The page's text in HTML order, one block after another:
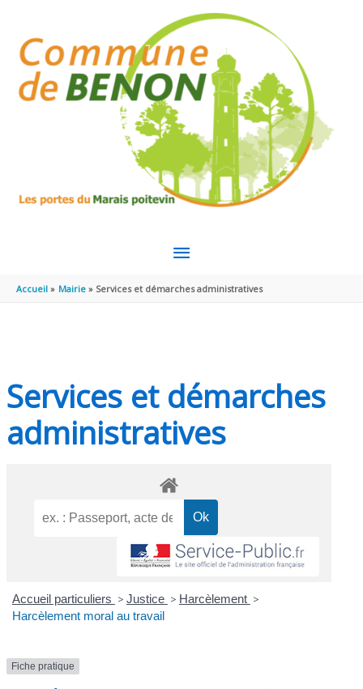
MENU
PRINCIPAL
Accueil Mairie Services et démarches administratives
Services et démarches
administratives
Accueil particuliers > Justice > Harcèlement >
Harcèlement moral au travail
Fiche pratique